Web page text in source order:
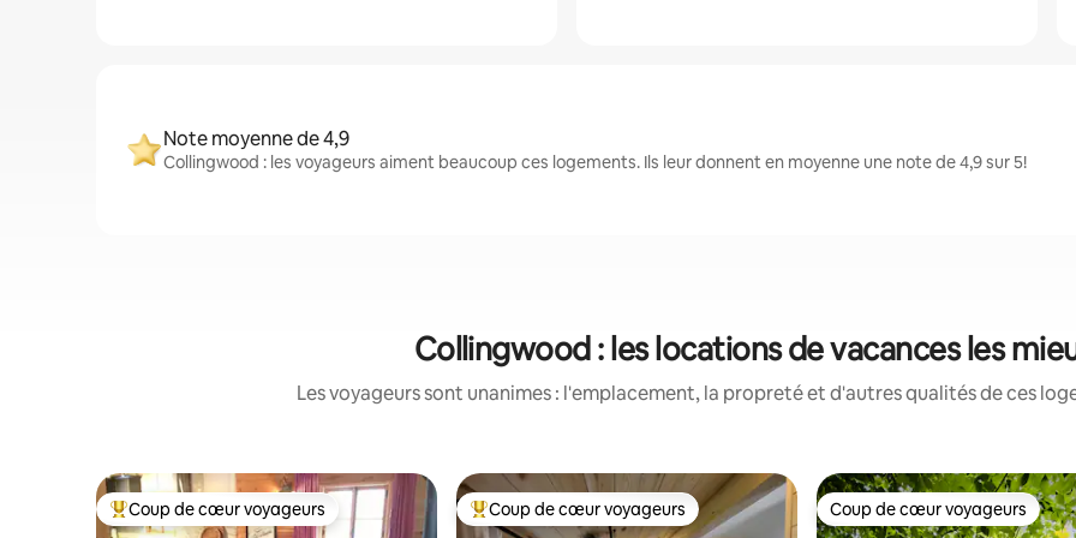
Note moyenne de 4,9
Collingwood : les voyageurs aiment beaucoup ces logements. Ils leur donnent en moyenne une note de 4,9 sur 5!
Collingwood : les locations de vacances les
Les voyageurs sont unanimes : l'emplacement, la propreté et d'autres qualités de ces
Coup de cœur voyageurs parmi les plus aimés
Coup de cœur voyageurs Coup de cœur voyageurs parmi les plus aimés
Coup de cœur voyageurs Coup de cœur voyageurs
Coup de cœur voyageurs